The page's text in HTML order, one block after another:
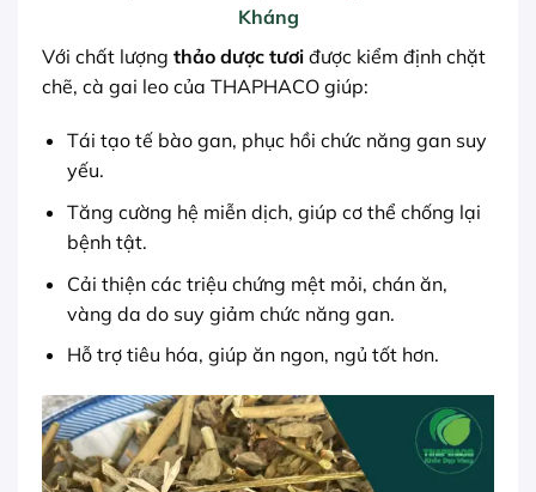
Kháng
Với chất lượng thảo dược tươi được kiểm định chặt
chẽ, cà gai leo của THAPHACO giúp:
Tái tạo tế bào gan, phục hồi chức năng gan suy
yếu.
Tăng cường hệ miễn dịch, giúp cơ thể chống lại
bệnh tật.
Cải thiện các triệu chứng mệt mỏi, chán ăn,
vàng da do suy giảm chức năng gan.
Hỗ trợ tiêu hóa, giúp ăn ngon, ngủ tốt hơn.